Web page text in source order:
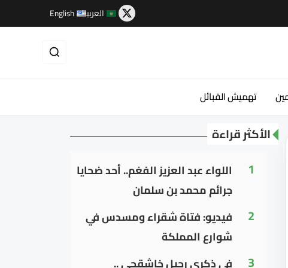
العربية English
تهميش القبائل
الأكثر قراءة
1
اللواء عبد العزيز الفغم.. أحد ضحايا
جرائم محمد بن سلمان
2
فيديو: فتاة شقراء ومسدس في
شوارع المملكة
3 في ذكرى رحيل خاشقجي ..